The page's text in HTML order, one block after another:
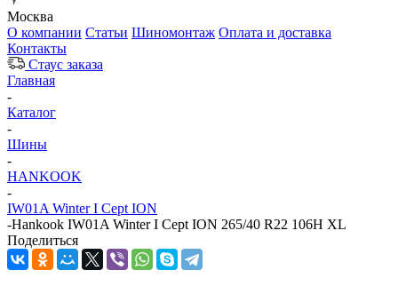
Москва
О компании Статьи Шиномонтаж Оплата и доставка
Контакты
Стаус заказа
Главная
-
Каталог
-
Шины
-
HANKOOK
-
IW01A Winter I Cept ION
-Hankook IW01A Winter I Cept ION 265/40 R22 106H XL
Поделиться